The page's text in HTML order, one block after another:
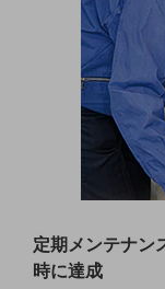
社外からの評価実績
サステナビリティ
サステナビリティTOP
NTTドコモビジネスグ
サステナビリティ基本
ダイバーシティ
経営情報
定期メンテナン
時に達成